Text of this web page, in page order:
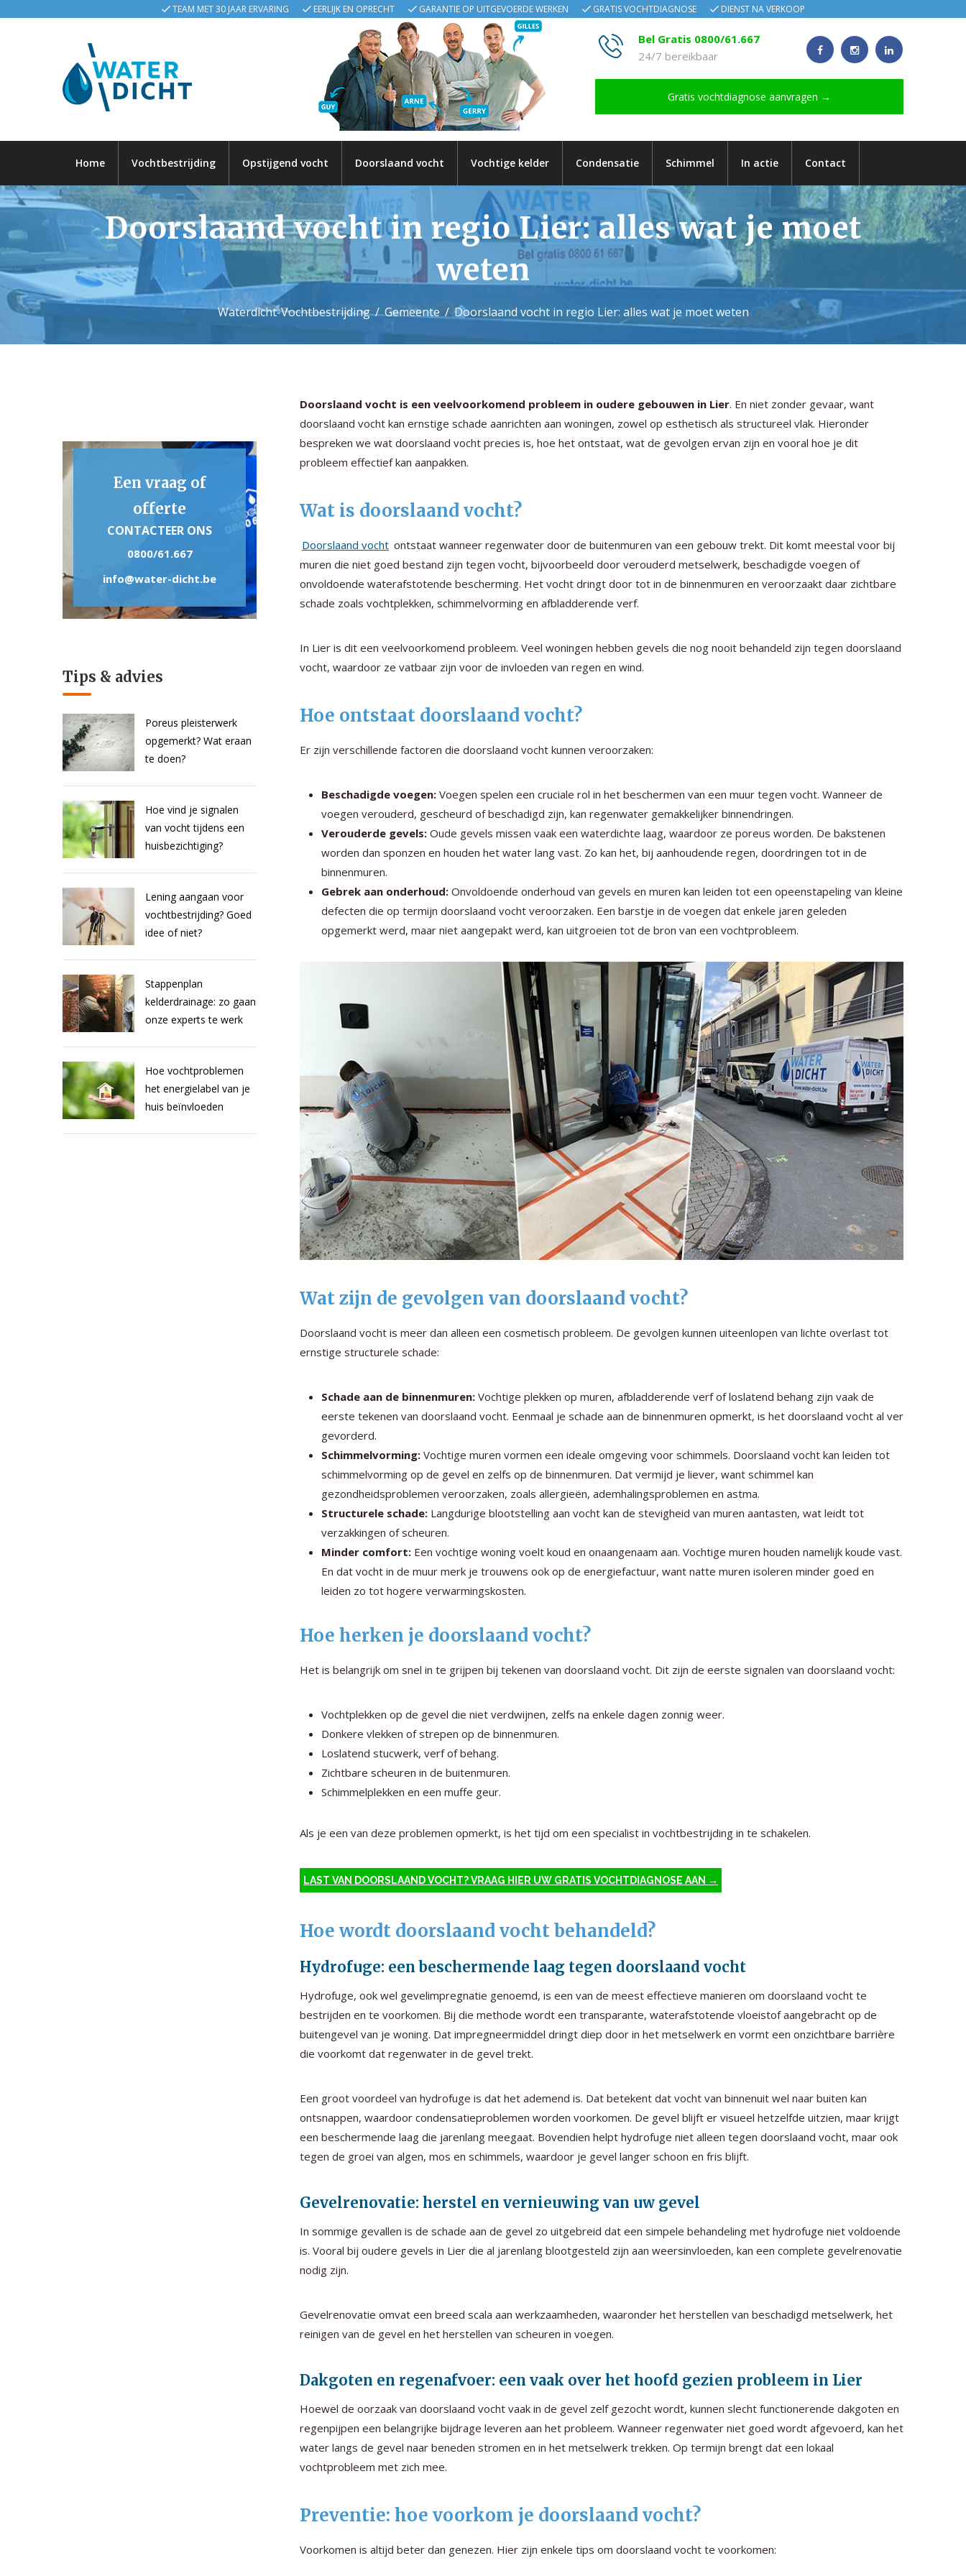
TEAM MET 30 JAAR ERVARING EERLIJK EN OPRECHT GARANTIE OP UITGEVOERDE WERKEN GRATIS VOCHTDIAGNOSE DIENST NA VERKOOP
Bel Gratis 0800/61.667
24/7 bereikbaar
Gratis vochtdiagnose aanvragen →
Home Vochtbestrijding Opstijgend vocht Doorslaand vocht Vochtige kelder Condensatie Schimmel In actie Contact
Doorslaand vocht in regio Lier: alles wat je moet
weten
Waterdicht-Vochtbestrijding Gemeente Doorslaand vocht in regio Lier: alles wat je moet weten
Een vraag of
offerte
CONTACTEER ONS
0800/61.667
info@water-dicht.be
Tips & advies
Poreus pleisterwerk
opgemerkt? Wat eraan
te doen?
Hoe vind je signalen
van vocht tijdens een
huisbezichtiging?
Lening aangaan voor
vochtbestrijding? Goed
idee of niet?
Stappenplan
kelderdrainage: zo gaan
onze experts te werk
Hoe vochtproblemen
het energielabel van je
huis beïnvloeden
Doorslaand vocht is een veelvoorkomend probleem in oudere gebouwen in Lier. En niet zonder gevaar, want
doorslaand vocht kan ernstige schade aanrichten aan woningen, zowel op esthetisch als structureel vlak. Hieronder
bespreken we wat doorslaand vocht precies is, hoe het ontstaat, wat de gevolgen ervan zijn en vooral hoe je dit
probleem effectief kan aanpakken.
Wat is doorslaand vocht?
Doorslaand vocht ontstaat wanneer regenwater door de buitenmuren van een gebouw trekt. Dit komt meestal voor bij
muren die niet goed bestand zijn tegen vocht, bijvoorbeeld door verouderd metselwerk, beschadigde voegen of
onvoldoende waterafstotende bescherming. Het vocht dringt door tot in de binnenmuren en veroorzaakt daar zichtbare
schade zoals vochtplekken, schimmelvorming en afbladderende verf.
In Lier is dit een veelvoorkomend probleem. Veel woningen hebben gevels die nog nooit behandeld zijn tegen doorslaand
vocht, waardoor ze vatbaar zijn voor de invloeden van regen en wind.
Hoe ontstaat doorslaand vocht?
Er zijn verschillende factoren die doorslaand vocht kunnen veroorzaken:
Beschadigde voegen: Voegen spelen een cruciale rol in het beschermen van een muur tegen vocht. Wanneer de
voegen verouderd, gescheurd of beschadigd zijn, kan regenwater gemakkelijker binnendringen.
Verouderde gevels: Oude gevels missen vaak een waterdichte laag, waardoor ze poreus worden. De bakstenen
worden dan sponzen en houden het water lang vast. Zo kan het, bij aanhoudende regen, doordringen tot in de
binnenmuren.
Gebrek aan onderhoud: Onvoldoende onderhoud van gevels en muren kan leiden tot een opeenstapeling van kleine
defecten die op termijn doorslaand vocht veroorzaken. Een barstje in de voegen dat enkele jaren geleden
opgemerkt werd, maar niet aangepakt werd, kan uitgroeien tot de bron van een vochtprobleem.
Wat zijn de gevolgen van doorslaand vocht?
Doorslaand vocht is meer dan alleen een cosmetisch probleem. De gevolgen kunnen uiteenlopen van lichte overlast tot
ernstige structurele schade:
Schade aan de binnenmuren: Vochtige plekken op muren, afbladderende verf of loslatend behang zijn vaak de
eerste tekenen van doorslaand vocht. Eenmaal je schade aan de binnenmuren opmerkt, is het doorslaand vocht al ver
gevorderd.
Schimmelvorming: Vochtige muren vormen een ideale omgeving voor schimmels. Doorslaand vocht kan leiden tot
schimmelvorming op de gevel en zelfs op de binnenmuren. Dat vermijd je liever, want schimmel kan
gezondheidsproblemen veroorzaken, zoals allergieën, ademhalingsproblemen en astma.
Structurele schade: Langdurige blootstelling aan vocht kan de stevigheid van muren aantasten, wat leidt tot
verzakkingen of scheuren.
Minder comfort: Een vochtige woning voelt koud en onaangenaam aan. Vochtige muren houden namelijk koude vast.
En dat vocht in de muur merk je trouwens ook op de energiefactuur, want natte muren isoleren minder goed en
leiden zo tot hogere verwarmingskosten.
Hoe herken je doorslaand vocht?
Het is belangrijk om snel in te grijpen bij tekenen van doorslaand vocht. Dit zijn de eerste signalen van doorslaand vocht:
Vochtplekken op de gevel die niet verdwijnen, zelfs na enkele dagen zonnig weer.
Donkere vlekken of strepen op de binnenmuren.
Loslatend stucwerk, verf of behang.
Zichtbare scheuren in de buitenmuren.
Schimmelplekken en een muffe geur.
Als je een van deze problemen opmerkt, is het tijd om een specialist in vochtbestrijding in te schakelen.
LAST VAN DOORSLAAND VOCHT? VRAAG HIER UW GRATIS VOCHTDIAGNOSE AAN →
Hoe wordt doorslaand vocht behandeld?
Hydrofuge: een beschermende laag tegen doorslaand vocht
Hydrofuge, ook wel gevelimpregnatie genoemd, is een van de meest effectieve manieren om doorslaand vocht te
bestrijden en te voorkomen. Bij die methode wordt een transparante, waterafstotende vloeistof aangebracht op de
buitengevel van je woning. Dat impregneermiddel dringt diep door in het metselwerk en vormt een onzichtbare barrière
die voorkomt dat regenwater in de gevel trekt.
Een groot voordeel van hydrofuge is dat het ademend is. Dat betekent dat vocht van binnenuit wel naar buiten kan
ontsnappen, waardoor condensatieproblemen worden voorkomen. De gevel blijft er visueel hetzelfde uitzien, maar krijgt
een beschermende laag die jarenlang meegaat. Bovendien helpt hydrofuge niet alleen tegen doorslaand vocht, maar ook
tegen de groei van algen, mos en schimmels, waardoor je gevel langer schoon en fris blijft.
Gevelrenovatie: herstel en vernieuwing van uw gevel
In sommige gevallen is de schade aan de gevel zo uitgebreid dat een simpele behandeling met hydrofuge niet voldoende
is. Vooral bij oudere gevels in Lier die al jarenlang blootgesteld zijn aan weersinvloeden, kan een complete gevelrenovatie
nodig zijn.
Gevelrenovatie omvat een breed scala aan werkzaamheden, waaronder het herstellen van beschadigd metselwerk, het
reinigen van de gevel en het herstellen van scheuren in voegen.
Dakgoten en regenafvoer: een vaak over het hoofd gezien probleem in Lier
Hoewel de oorzaak van doorslaand vocht vaak in de gevel zelf gezocht wordt, kunnen slecht functionerende dakgoten en
regenpijpen een belangrijke bijdrage leveren aan het probleem. Wanneer regenwater niet goed wordt afgevoerd, kan het
water langs de gevel naar beneden stromen en in het metselwerk trekken. Op termijn brengt dat een lokaal
vochtprobleem met zich mee.
Preventie: hoe voorkom je doorslaand vocht?
Voorkomen is altijd beter dan genezen. Hier zijn enkele tips om doorslaand vocht te voorkomen: